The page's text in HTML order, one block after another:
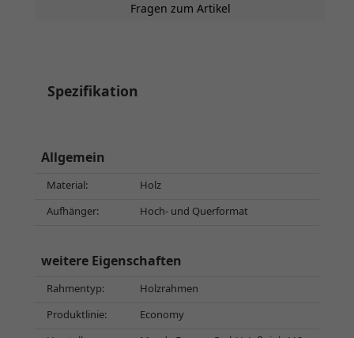
Fragen zum Artikel
Spezifikation
Allgemein
Material:
Holz
Aufhänger:
Hoch- und Querformat
weitere Eigenschaften
Rahmentyp:
Holzrahmen
Produktlinie:
Economy